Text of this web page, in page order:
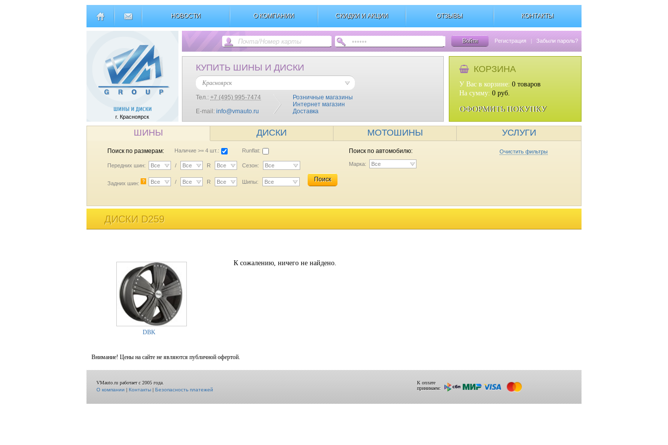
НОВОСТИ О КОМПАНИИ СКИДКИ И АКЦИИ ОТЗЫВЫ КОНТАКТЫ
г. Красноярск
Войти Регистрация | Забыли пароль?
КУПИТЬ ШИНЫ И ДИСКИ
Красноярск
Тел.: +7 (495) 995-7474
E-mail: info@vmauto.ru
Розничные магазины
Интернет магазин
Доставка
КОРЗИНА
У Вас в корзине: 0 товаров
На сумму: 0 руб.
ОФОРМИТЬ ПОКУПКУ
ШИНЫ ДИСКИ МОТОШИНЫ УСЛУГИ
Поиск по размерам: Наличие >= 4 шт.: Runflat:
Передних шин: Все / Все R Все Сезон: Все
Задних шин: ? Все / Все R Все Шипы: Все Поиск
Поиск по автомобилю: Очистить фильтры
Марка: Все
ДИСКИ D259
DBK
К сожалению, ничего не найдено.
Внимание! Цены на сайте не являются публичной офертой.
VMauto.ru работает с 2005 года.
О компании|Контакты|Безопасность платежей
К оплате
принимаем: